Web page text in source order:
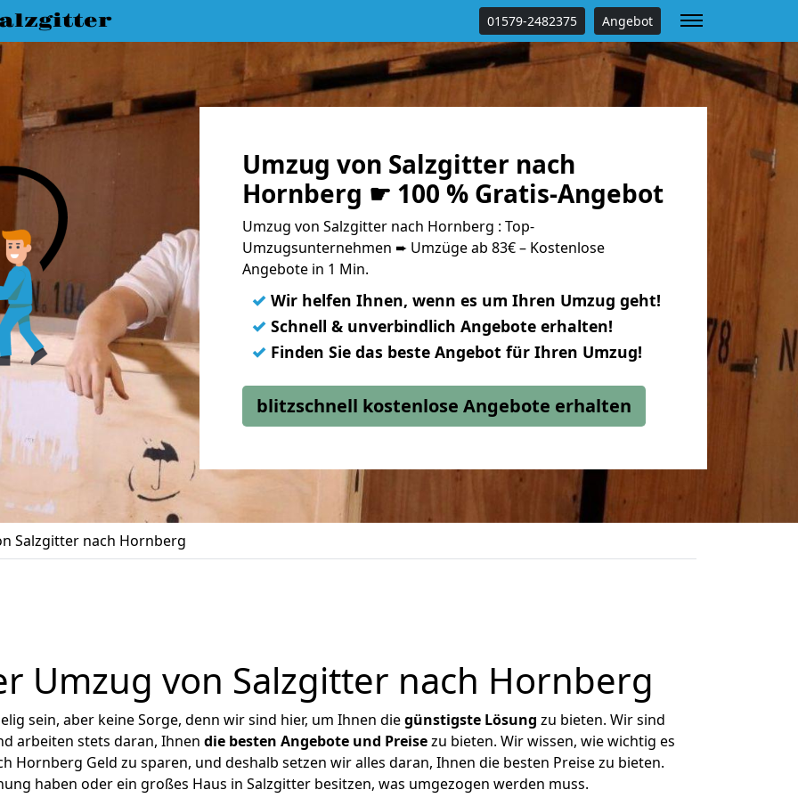
01579-2482375 Angebot
Umzug von Salzgitter nach
Hornberg ☛ 100 % Gratis-Angebot
Umzug von Salzgitter nach Hornberg : Top-
Umzugsunternehmen ➨ Umzüge ab 83€ – Kostenlose
Angebote in 1 Min.
✓ Wir helfen Ihnen, wenn es um Ihren Umzug geht!
✓ Schnell & unverbindlich Angebote erhalten!
✓ Finden Sie das beste Angebot für Ihren Umzug!
blitzschnell kostenlose Angebote erhalten
Salzgitter nach Hornberg
Umzug von Salzgitter nach Hornberg
sein, aber keine Sorge, denn wir sind hier, um Ihnen diegünstigste Lösung zu bieten. Wir sind
arbeiten stets daran, Ihnen die besten Angebote und Preisezu bieten. Wir wissen, wie wichtig es
Hornberg Geld zu sparen, und deshalb setzen wir alles daran, Ihnen die besten Preise zu bieten.
haben oder ein großes Haus in Salzgitter besitzen, was umgezogen werden muss.